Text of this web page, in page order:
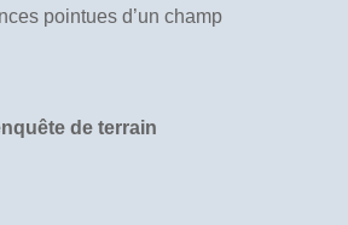
pointues d’un champ
de terrain